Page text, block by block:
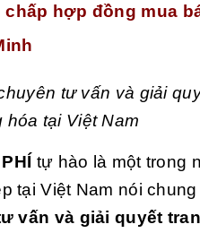
hợp đồng mua
tư vấn và giải
tại Việt Nam
tự hào là một trong
tại Việt Nam nói
vấn và giải quyết